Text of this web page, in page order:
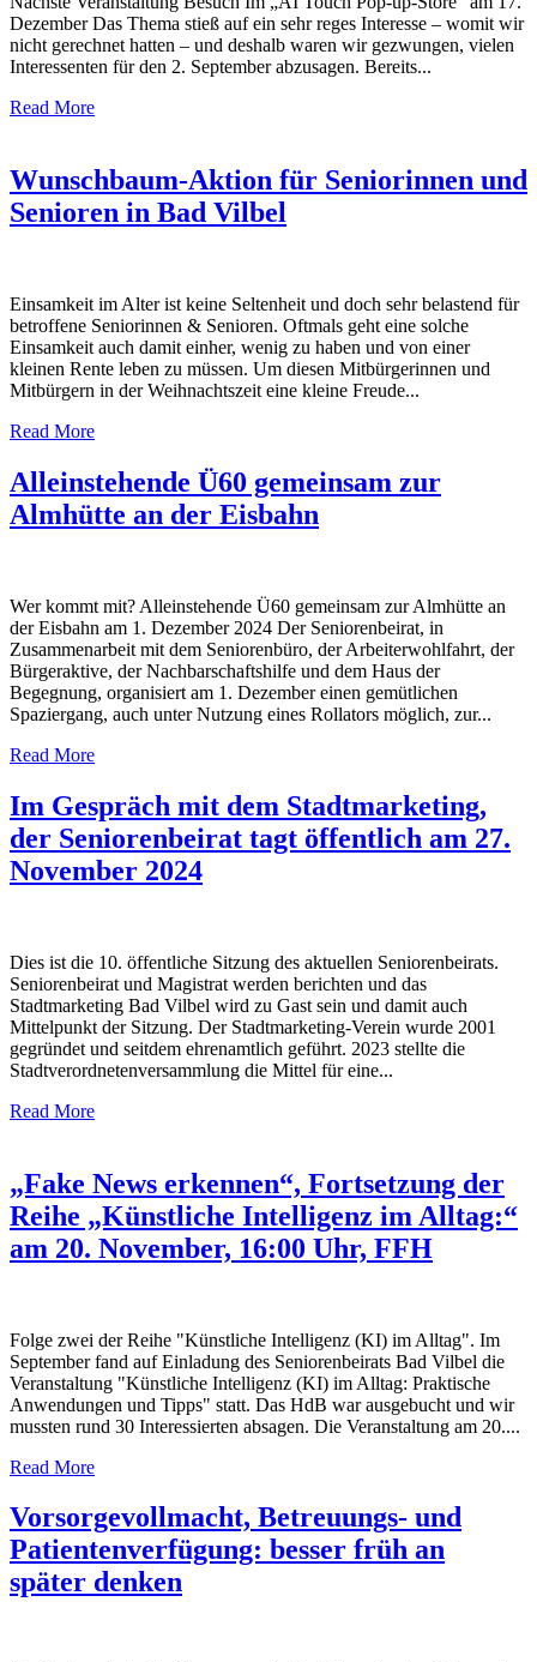
Dezember Das Thema stieß auf ein sehr reges Interesse – womit wir
nicht gerechnet hatten – und deshalb waren wir gezwungen, vielen
Interessenten für den 2. September abzusagen. Bereits...
Read More
Wunschbaum-Aktion für Seniorinnen und
Senioren in Bad Vilbel
Einsamkeit im Alter ist keine Seltenheit und doch sehr belastend für
betroffene Seniorinnen & Senioren. Oftmals geht eine solche
Einsamkeit auch damit einher, wenig zu haben und von einer
kleinen Rente leben zu müssen. Um diesen Mitbürgerinnen und
Mitbürgern in der Weihnachtszeit eine kleine Freude...
Read More
Alleinstehende Ü60 gemeinsam zur
Almhütte an der Eisbahn
Wer kommt mit? Alleinstehende Ü60 gemeinsam zur Almhütte an
der Eisbahn am 1. Dezember 2024 Der Seniorenbeirat, in
Zusammenarbeit mit dem Seniorenbüro, der Arbeiterwohlfahrt, der
Bürgeraktive, der Nachbarschaftshilfe und dem Haus der
Begegnung, organisiert am 1. Dezember einen gemütlichen
Spaziergang, auch unter Nutzung eines Rollators möglich, zur...
Read More
Im Gespräch mit dem Stadtmarketing,
der Seniorenbeirat tagt öffentlich am 27.
November 2024
Dies ist die 10. öffentliche Sitzung des aktuellen Seniorenbeirats.
Seniorenbeirat und Magistrat werden berichten und das
Stadtmarketing Bad Vilbel wird zu Gast sein und damit auch
Mittelpunkt der Sitzung. Der Stadtmarketing-Verein wurde 2001
gegründet und seitdem ehrenamtlich geführt. 2023 stellte die
Stadtverordnetenversammlung die Mittel für eine...
Read More
„Fake News erkennen“, Fortsetzung der
Reihe „Künstliche Intelligenz im Alltag:“
am 20. November, 16:00 Uhr, FFH
Folge zwei der Reihe "Künstliche Intelligenz (KI) im Alltag". Im
September fand auf Einladung des Seniorenbeirats Bad Vilbel die
Veranstaltung "Künstliche Intelligenz (KI) im Alltag: Praktische
Anwendungen und Tipps" statt. Das HdB war ausgebucht und wir
mussten rund 30 Interessierten absagen. Die Veranstaltung am 20....
Read More
Vorsorgevollmacht, Betreuungs- und
Patientenverfü­gung: besser früh an
später denken